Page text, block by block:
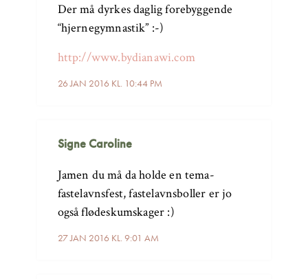
26 JAN 2016 KL. 10:44 PM
Der må dyrkes daglig forebyggende
“hjernegymnastik” :-)
http://www.bydianawi.com
Signe Caroline
27 JAN 2016 KL. 9:01 AM
Jamen du må da holde en tema-
fastelavnsfest, fastelavnsboller er jo
også flødeskumskager :)